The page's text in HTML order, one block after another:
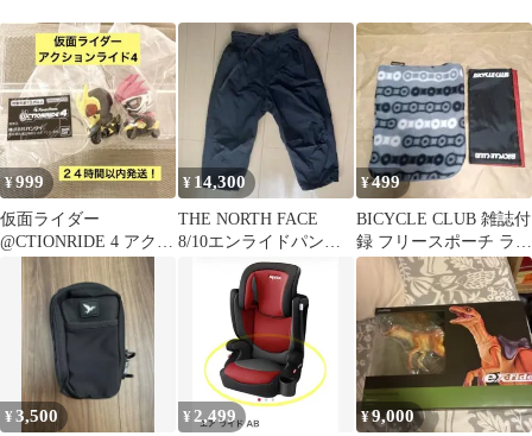
¥999
仮面ライダー
@CTIONRIDE 4 アクシ
ョンライド4 ゼロワ
ン エグゼイド
¥ 14,300
THE NORTH FACE
8/10エンライドパン
ツ NB82463
¥499
BICYCLE CLUB 雑誌付
録 フリースポーチ ライ
ドウォレット 2点セッ
¥3,500 ¥ 2,499 ¥9,000